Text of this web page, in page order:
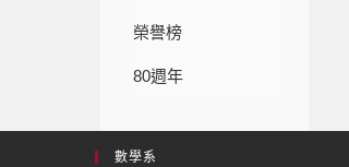
榮譽榜
80週年
數學系